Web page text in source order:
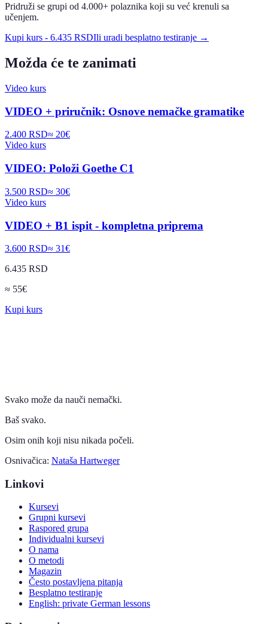
Pridruži se grupi od 4.000+ polaznika koji su već krenuli sa
učenjem.
Kupi kurs - 6.435 RSDIli uradi besplatno testiranje →
Možda će te zanimati
Video kurs
VIDEO + priručnik: Osnove nemačke gramatike
2.400 RSD≈ 20€
Video kurs
VIDEO: Položi Goethe C1
3.500 RSD≈ 30€
Video kurs
VIDEO + B1 ispit - kompletna priprema
3.600 RSD≈ 31€
6.435 RSD
≈ 55€
Kupi kurs
Svako može da nauči nemački.
Baš svako.
Osim onih koji nisu nikada počeli.
Osnivačica: Nataša Hartweger
Linkovi
Kursevi
Grupni kursevi
Raspored grupa
Individualni kursevi
O nama
O metodi
Magazin
Često postavljena pitanja
Besplatno testiranje
English: private German lessons